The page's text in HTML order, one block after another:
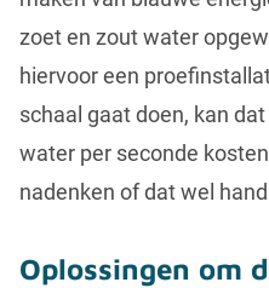
zoet en zout water
hiervoor een
schaal gaat doen, kan
water per seconde
nadenken of dat wel
Oplossingen om